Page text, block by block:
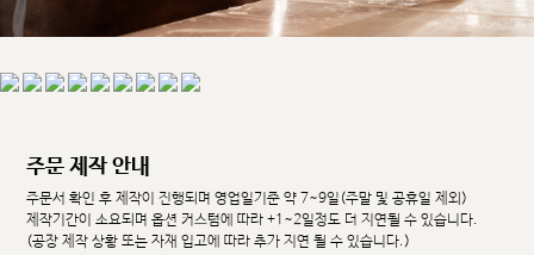
주문 제작 안내
주문서 확인 후 제작이 진행되며 영업일기준 약 7~9일(주말 및 공휴일 제외)
제작기간이 소요되며 옵션 커스텀에 따라 +1~2일정도 더 지연될 수 있습니다.
(공장 제작 상황 또는 자재 입고에 따라 추가 지연 될 수 있습니다.)